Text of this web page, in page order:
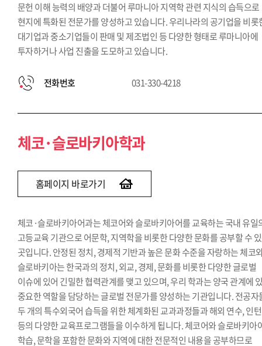
문헌 이해 능력의 배양과 더불어 루마니아 지역학 관련 지식의 습득으로
현지에 특화된 전문가를 양성하고 있습니다. 우리나라의 공기업을 비롯
대기업과 중소기업들이 판매 및 제조법인 등 다양한 형태로 루마니아에
투자하거나 사업 진출을 도모하고 있습니다.
전화번호 031-330-4218
체코·슬로바키아학과
홈페이지 바로가기
체코·슬로바키아어과는 체코어와 슬로바키아어를 교육하는 국내 유일
고등교육 기관으로 어문학, 지역학을 비롯한 다양한 문화를 공부할 수
곳입니다. 안정된 정치, 경제적 기반과 높은 문화 수준을 자랑하는 체코
슬로바키아는 한국과의 정치, 외교, 경제, 문화를 비롯한 다양한 글로벌
이슈에 있어 긴밀한 협력관계를 맺고 있으며, 우리 학과는 양국 관계에
중요한 역할을 담당하는 글로벌 전문가를 양성하는 기관입니다. 전공자
두 개의 특수외국어 습득을 위한 체계화된 교과과정들과 해외 연수, 인
등의 다양한 교육프로그램들을 이수하게 됩니다. 체코어와 슬로바키아
학습, 문학을 포함한 문화와 지역에 대한 전문적인 내용을 공부하므로